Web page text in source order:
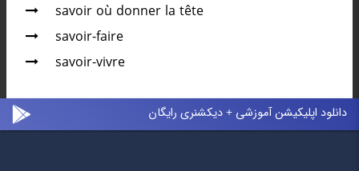
savoir où donner la tête
savoir-faire
savoir-vivre
دانلود اپلیکیشن آموزشی + دیکشنری رایگان